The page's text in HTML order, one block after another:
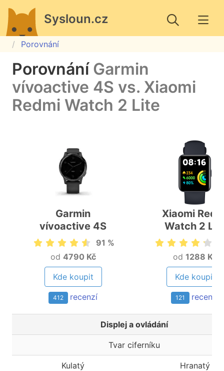
Sysloun.cz
Porovnání
Porovnání Garmin
vívoactive 4S vs. Xiaomi
Redmi Watch 2 Lite
Garmin
vívoactive 4S
91 %
od 4790 Kč
Kde koupit
412 recenzí
Xiaomi
Watch 2
od 1288 Kč
Kde koupit
121 recenzí
Displej a ovládání
Tvar ciferníku
Kulatý Hranatý